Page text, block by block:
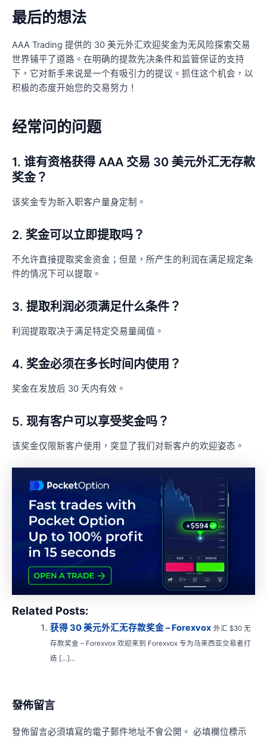
最后的想法
AAA Trading 提供的 30 美元外汇欢迎奖金为无风险探索交易
世界铺平了道路。在明确的提款先决条件和监管保证的支持
下，它对新手来说是一个有吸引力的提议。抓住这个机会，以
积极的态度开始您的交易努力！
经常问的问题
1. 谁有资格获得 AAA 交易 30 美元外汇无存款
奖金？
该奖金专为新入职客户量身定制。
2. 奖金可以立即提取吗？
不允许直接提取奖金资金；但是，所产生的利润在满足规定条
件的情况下可以提取。
3. 提取利润必须满足什么条件？
利润提取取决于满足特定交易量阈值。
4. 奖金必须在多长时间内使用？
奖金在发放后 30 天内有效。
5. 现有客户可以享受奖金吗？
该奖金仅限新客户使用，突显了我们对新客户的欢迎姿态。
Related Posts:
获得 30 美元外汇无存款奖金 – Forexvox 外汇 $30 无
存款奖金 – Forexvox 欢迎来到 Forexvox 专为马来西亚交易者打
造 […]...
發佈留言
發佈留言必須填寫的電子郵件地址不會公開。 必填欄位標示